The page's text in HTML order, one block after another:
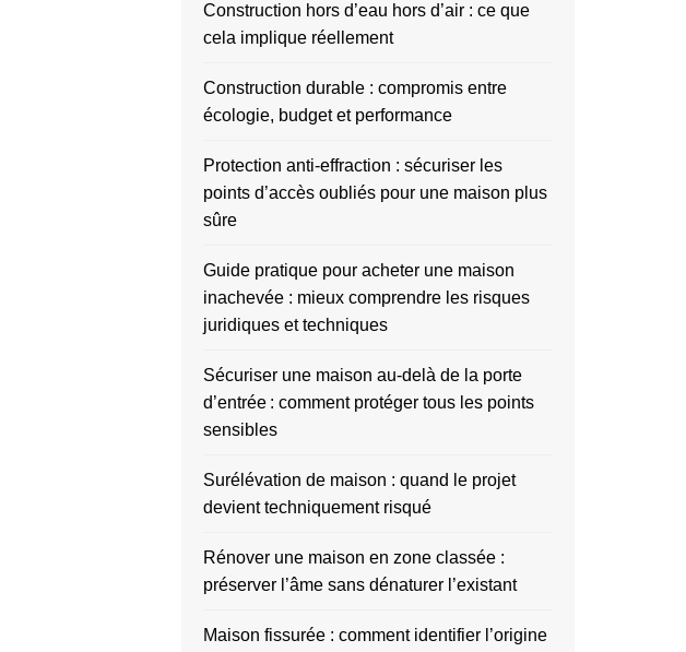
Construction hors d’eau hors d’air : ce que
cela implique réellement
Construction durable : compromis entre
écologie, budget et performance
Protection anti-effraction : sécuriser les
points d’accès oubliés pour une maison plus
sûre
Guide pratique pour acheter une maison
inachevée : mieux comprendre les risques
juridiques et techniques
Sécuriser une maison au-delà de la porte
d’entrée : comment protéger tous les points
sensibles
Surélévation de maison : quand le projet
devient techniquement risqué
Rénover une maison en zone classée :
préserver l’âme sans dénaturer l’existant
Maison fissurée : comment identifier l’origine